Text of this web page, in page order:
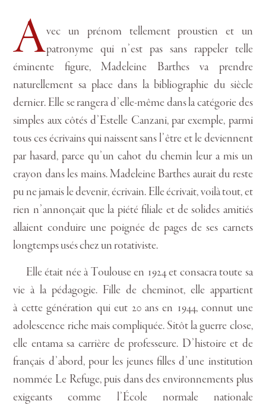
Avec un prénom tellement proustien et un
patronyme qui n’est pas sans rappeler telle
éminente figure, Madeleine Barthes va prendre
naturellement sa place dans la bibliographie du siècle
dernier. Elle se rangera d’elle-même dans la catégorie des
simples aux côtés d’Estelle Canzani, par exemple, parmi
tous ces écrivains qui naissent sans l’être et le deviennent
par hasard, parce qu’un cahot du chemin leur a mis un
crayon dans les mains. Madeleine Barthes aurait du reste
pu ne jamais le devenir, écrivain. Elle écrivait, voilà tout, et
rien n’annonçait que la piété filiale et de solides amitiés
allaient conduire une poignée de pages de ses carnets
longtemps usés chez un rotativiste.
Elle était née à Toulouse en 1924 et consacra toute sa
vie à la pédagogie. Fille de cheminot, elle appartient
à cette génération qui eut 20 ans en 1944, connut une
adolescence riche mais compliquée. Sitôt la guerre close,
elle entama sa carrière de professeure. D’histoire et de
français d’abord, pour les jeunes filles d’une institution
nommée Le Refuge, puis dans des environnements plus
exigeants comme l’École normale nationale